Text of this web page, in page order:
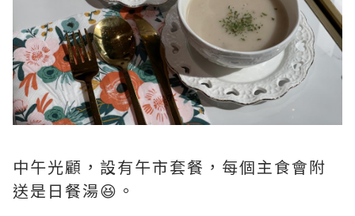
中午光顧，設有午市套餐，每個主食會附
送是日餐湯😆。